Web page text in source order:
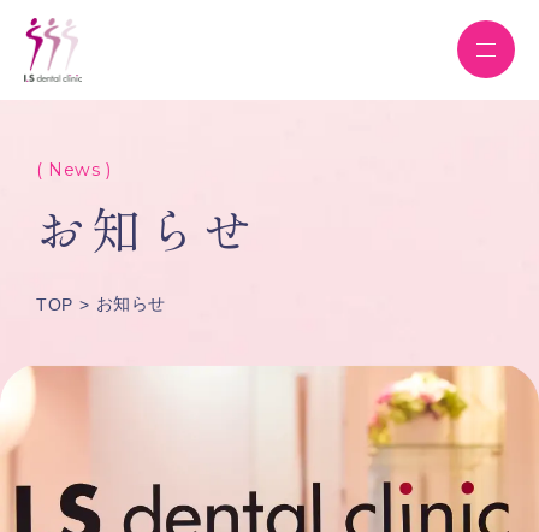
( News )
お知らせ
TOP お知らせ